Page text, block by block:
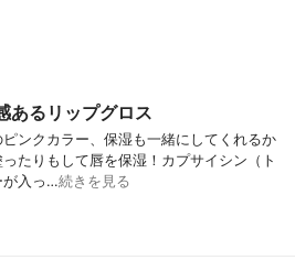
あるリップグロス
ンクカラー、保湿も一緒にしてくれるか
たりもして唇を保湿！カプサイシン（ト
が入っ…続きを見る